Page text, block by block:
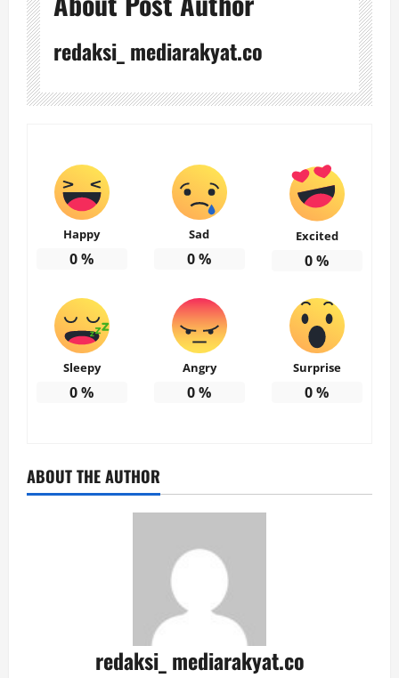
redaksi_ mediarakyat.co
Happy
0%
Sad
0%
Excited
0%
Sleepy
0%
Angry
0%
Surprise
0%
ABOUT THE AUTHOR
redaksi_ mediarakyat.co